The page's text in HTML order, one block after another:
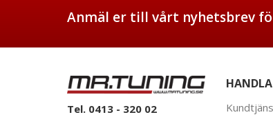
Anmäl er till vårt nyhetsbrev
Tel. 0413 - 320 02
HANDLA